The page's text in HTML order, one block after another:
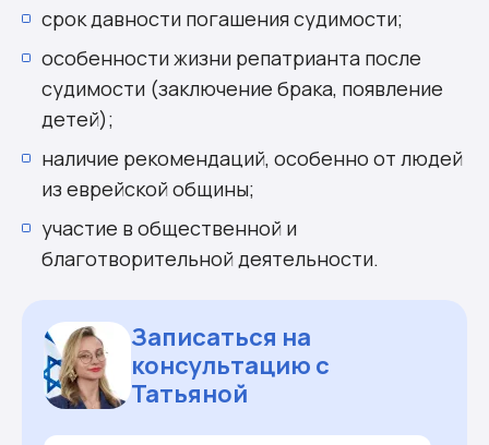
срок давности погашения судимости;
особенности жизни репатрианта после
судимости (заключение брака, появление
детей);
наличие рекомендаций, особенно от людей
из еврейской общины;
участие в общественной и
благотворительной деятельности.
Записаться на
консультацию с
Татьяной